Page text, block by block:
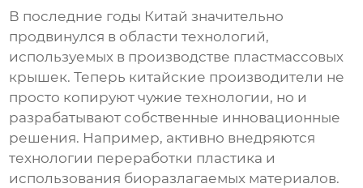
В последние годы Китай значительно
продвинулся в области технологий,
используемых в производстве пластмассовых
крышек. Теперь китайские производители не
просто копируют чужие технологии, но и
разрабатывают собственные инновационные
решения. Например, активно внедряются
технологии переработки пластика и
использования биоразлагаемых материалов.